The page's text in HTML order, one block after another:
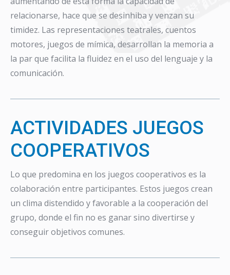
relacionarse, hace que se desinhiba y venzan su
timidez. Las representaciones teatrales, cuentos
motores, juegos de mímica, desarrollan la memoria a
la par que facilita la fluidez en el uso del lenguaje y la
comunicación.
ACTIVIDADES JUEGOS
COOPERATIVOS
Lo que predomina en los juegos cooperativos es la
colaboración entre participantes. Estos juegos crean
un clima distendido y favorable a la cooperación del
grupo, donde el fin no es ganar sino divertirse y
conseguir objetivos comunes.